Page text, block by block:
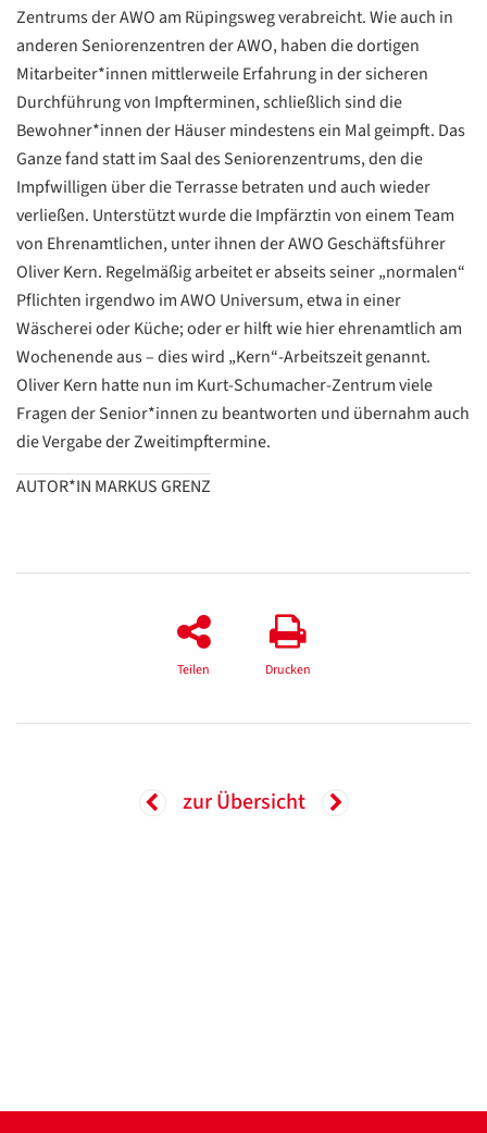
Zentrums der AWO am Rüpingsweg verabreicht. Wie auch in
anderen Seniorenzentren der AWO, haben die dortigen
Mitarbeiter*innen mittlerweile Erfahrung in der sicheren
Durchführung von Impfterminen, schließlich sind die
Bewohner*innen der Häuser mindestens ein Mal geimpft. Das
Ganze fand statt im Saal des Seniorenzentrums, den die
Impfwilligen über die Terrasse betraten und auch wieder
verließen. Unterstützt wurde die Impfärztin von einem Team
von Ehrenamtlichen, unter ihnen der AWO Geschäftsführer
Oliver Kern. Regelmäßig arbeitet er abseits seiner „normalen“
Pflichten irgendwo im AWO Universum, etwa in einer
Wäscherei oder Küche; oder er hilft wie hier ehrenamtlich am
Wochenende aus – dies wird „Kern“-Arbeitszeit genannt.
Oliver Kern hatte nun im Kurt-Schumacher-Zentrum viele
Fragen der Senior*innen zu beantworten und übernahm auch
die Vergabe der Zweitimpftermine.
AUTOR*IN MARKUS GRENZ
Teilen Drucken
zur Übersicht
Datenschutzerklärung
Datenschutzerklärung
Google
Datenschutzerklärung